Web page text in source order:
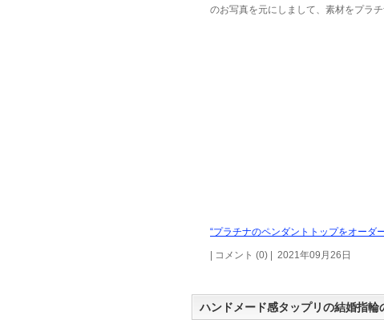
のお写真を元にしまして、素材をプラ
“プラチナのペンダントトップをオーダ
| コメント (0) | 2021年09月26日
ハンドメード感タップリの結婚指輪